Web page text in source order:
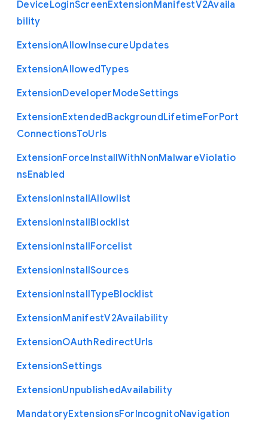
DeviceLoginScreenExtensionManifestV2Availa
bility
ExtensionAllowInsecureUpdates
ExtensionAllowedTypes
ExtensionDeveloperModeSettings
ExtensionExtendedBackgroundLifetimeForPort
ConnectionsToUrls
ExtensionForceInstallWithNonMalwareViolatio
nsEnabled
ExtensionInstallAllowlist
ExtensionInstallBlocklist
ExtensionInstallForcelist
ExtensionInstallSources
ExtensionInstallTypeBlocklist
ExtensionManifestV2Availability
ExtensionOAuthRedirectUrls
ExtensionSettings
ExtensionUnpublishedAvailability
MandatoryExtensionsForIncognitoNavigation